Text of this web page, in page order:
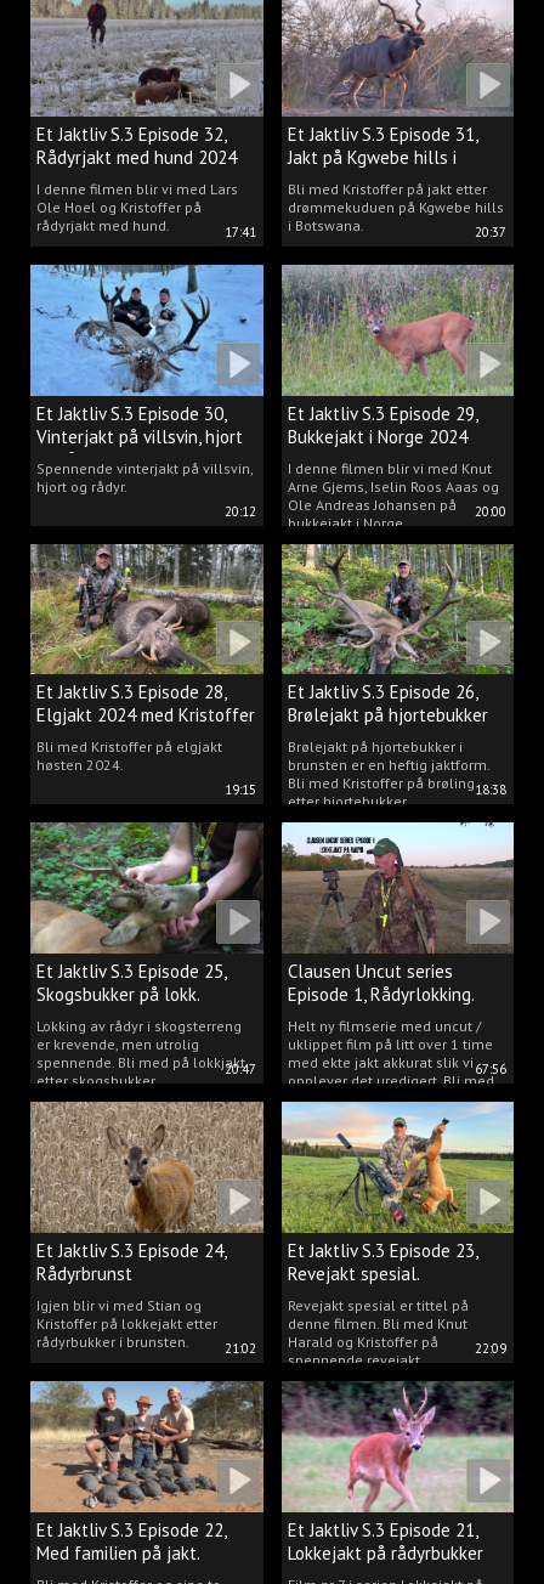
17:41
Et Jaktliv S.3 Episode 32,
Rådyrjakt med hund 2024
I denne filmen blir vi med Lars
Ole Hoel og Kristoffer på
rådyrjakt med hund.
20:37
Et Jaktliv S.3 Episode 31,
Jakt på Kgwebe hills i
Botswana
Bli med Kristoffer på jakt etter
drømmekuduen på Kgwebe hills
i Botswana.
20:12
Et Jaktliv S.3 Episode 30,
Vinterjakt på villsvin, hjort
og rådyr.
Spennende vinterjakt på villsvin,
hjort og rådyr.
20:00
Et Jaktliv S.3 Episode 29,
Bukkejakt i Norge 2024
I denne filmen blir vi med Knut
Arne Gjems, Iselin Roos Aaas og
Ole Andreas Johansen på
bukkejakt i Norge.
19:15
Et Jaktliv S.3 Episode 28,
Elgjakt 2024 med Kristoffer
Clausen
Bli med Kristoffer på elgjakt
høsten 2024.
18:38
Et Jaktliv S.3 Episode 26,
Brølejakt på hjortebukker
med Kristoffer Clausen
Brølejakt på hjortebukker i
brunsten er en heftig jaktform.
Bli med Kristoffer på brøling
etter hjortebukker.
20:47
Et Jaktliv S.3 Episode 25,
Skogsbukker på lokk.
Lokking av rådyr i skogsterreng
er krevende, men utrolig
spennende. Bli med på lokkjakt
etter skogsbukker.
67:56
Clausen Uncut series
Episode 1, Rådyrlokking.
Helt ny filmserie med uncut /
uklippet film på litt over 1 time
med ekte jakt akkurat slik vi
opplever det uredigert. Bli med
Kristoffer og opplev akkurat det
vi gjør når vi er ute og lokker
rådyr.
21:02
Et Jaktliv S.3 Episode 24,
Rådyrbrunst
Igjen blir vi med Stian og
Kristoffer på lokkejakt etter
rådyrbukker i brunsten.
22:09
Et Jaktliv S.3 Episode 23,
Revejakt spesial.
Revejakt spesial er tittel på
denne filmen. Bli med Knut
Harald og Kristoffer på
spennende revejakt.
Et Jaktliv S.3 Episode 22,
Med familien på jakt.
Et Jaktliv S.3 Episode 21,
Lokkejakt på rådyrbukker
med Stian og Kristoffer